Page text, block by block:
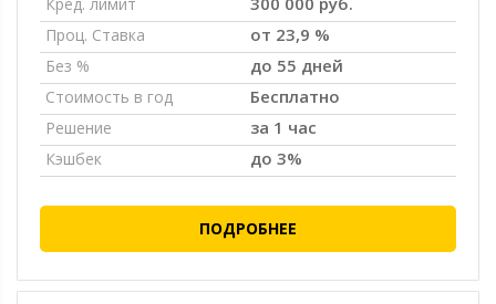
Проц. Ставка от 23,9 %
Без % до 55 дней
Стоимость в год Бесплатно
Решение за 1 час
Кэшбек до 3%
ПОДРОБНЕЕ